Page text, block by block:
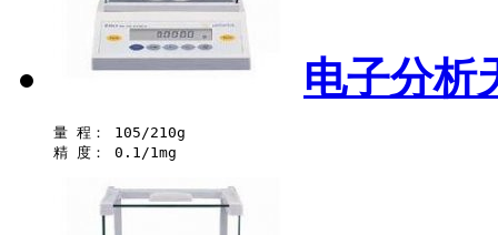
电子分析
量 程： 105/210g